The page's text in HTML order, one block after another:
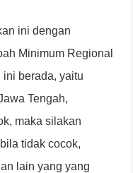
ini dengan
Minimum Regional
ini berada, yaitu
Tengah,
maka silakan
tidak cocok,
lain yang yang